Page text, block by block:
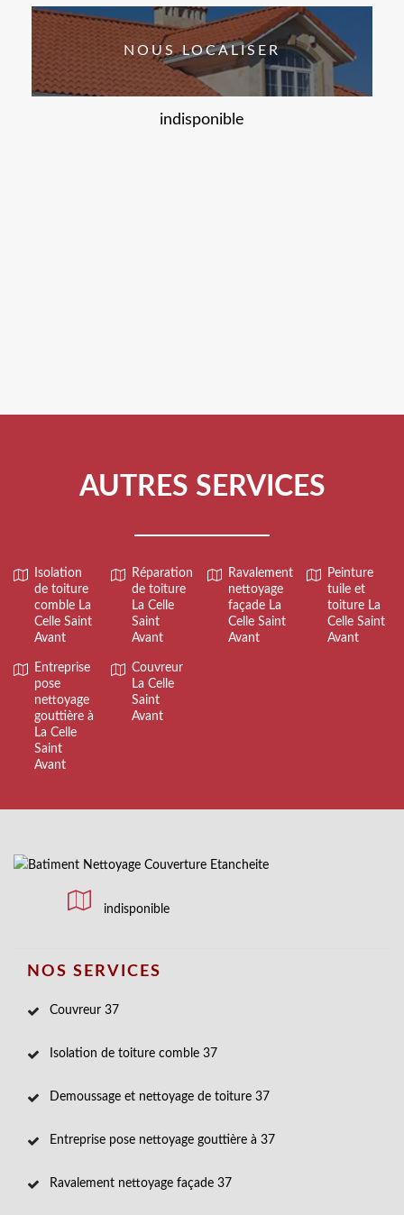
NOUS LOCALISER
indisponible
AUTRES SERVICES
Isolation
de toiture
comble La
Celle Saint
Avant
Réparation
de toiture
La Celle
Saint
Avant
Ravalement
nettoyage
façade La
Celle Saint
Avant
Peinture
tuile et
toiture La
Celle Saint
Avant
Entreprise
pose
nettoyage
gouttière à
La Celle
Saint
Avant
Couvreur
La Celle
Saint
Avant
indisponible
NOS SERVICES
Couvreur 37
Isolation de toiture comble 37
Demoussage et nettoyage de toiture 37
Entreprise pose nettoyage gouttière à 37
Ravalement nettoyage façade 37